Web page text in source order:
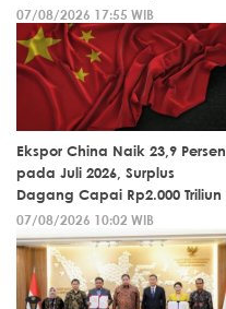
07/08/2026 17:55 WIB
Ekspor China Naik 23,9 Persen
pada Juli 2026, Surplus
Dagang Capai Rp2.000 Triliun
07/08/2026 10:02 WIB